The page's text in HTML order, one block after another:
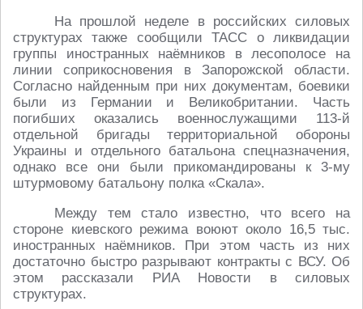
На прошлой неделе в российских силовых
структурах также сообщили ТАСС о ликвидации
группы иностранных наёмников в лесополосе на
линии соприкосновения в Запорожской области.
Согласно найденным при них документам, боевики
были из Германии и Великобритании. Часть
погибших оказались военнослужащими 113-й
отдельной бригады территориальной обороны
Украины и отдельного батальона спецназначения,
однако все они были прикомандированы к 3-му
штурмовому батальону полка «Скала».
Между тем стало известно, что всего на
стороне киевского режима воюют около 16,5 тыс.
иностранных наёмников. При этом часть из них
достаточно быстро разрывают контракты с ВСУ. Об
этом рассказали РИА Новости в силовых
структурах.